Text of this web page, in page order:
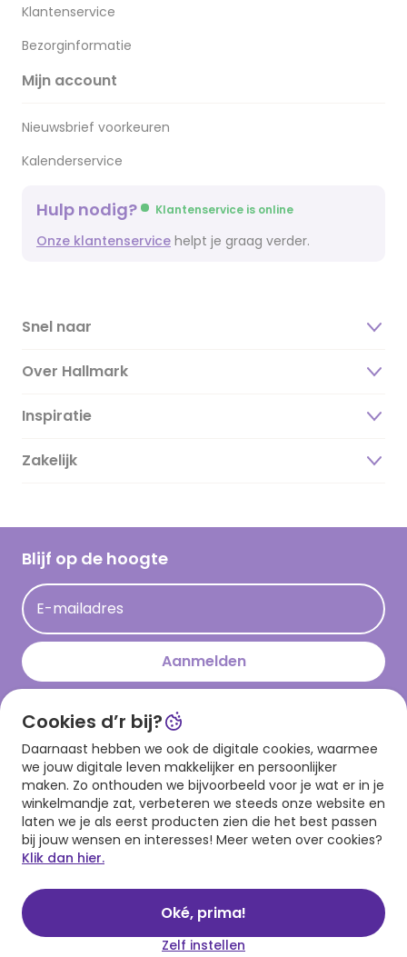
Klantenservice
Bezorginformatie
Mijn account
Nieuwsbrief voorkeuren
Kalenderservice
Hulp nodig? Klantenservice is online
Onze klantenservice helpt je graag verder.
Snel naar
Over Hallmark
Over ons
Duurzaamheid
Hallmark Kaartclub
Acties
Persberichten
Hallmark en Kinderpostzegels
Inspiratie
Magazine
Cadeau inspiratie
Kaartinspiratie
Zakelijk
Blijf op de hoogte
E-mailadres
Aanmelden
Download onze app
Cookies d’r bij?
Daarnaast hebben we ook de digitale cookies, waarmee
we jouw digitale leven makkelijker en persoonlijker
maken. Zo onthouden we bijvoorbeeld voor je wat er in je
winkelmandje zat, verbeteren we steeds onze website en
laten we je als eerst producten zien die het best passen
bij jouw wensen en interesses! Meer weten over cookies?
Klik dan hier.
Oké, prima!
Zelf instellen